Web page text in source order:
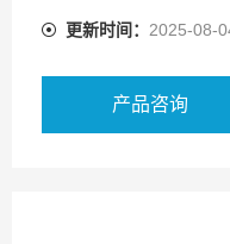
更新时间： 2025-08-
产品咨询